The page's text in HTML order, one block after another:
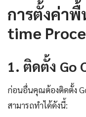
การตั้งค่าพื้
time
1. ติดตั้ง Go
ก่อนอื่นคุณต้องติดตั้ง
สามารถทำได้ดังนี้: